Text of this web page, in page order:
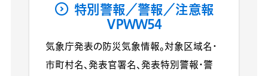
特別警報／警報／注意報
VPWW54
気象庁発表の防災気象情報。対象区域名・
市町村名、発表官署名、発表特別警報・警